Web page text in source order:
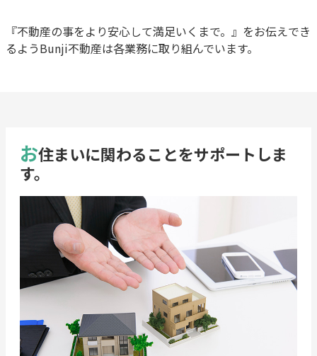
『不動産の事をより安心して満足いくまで。』をお伝えでき
るようBunji不動産は各業務に取り組んでいます。
お住まいに関わることをサポートしま
す。